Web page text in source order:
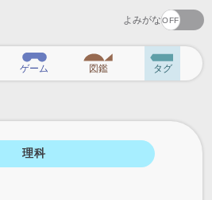
よみがな
ゲーム 図鑑 タグ
理科